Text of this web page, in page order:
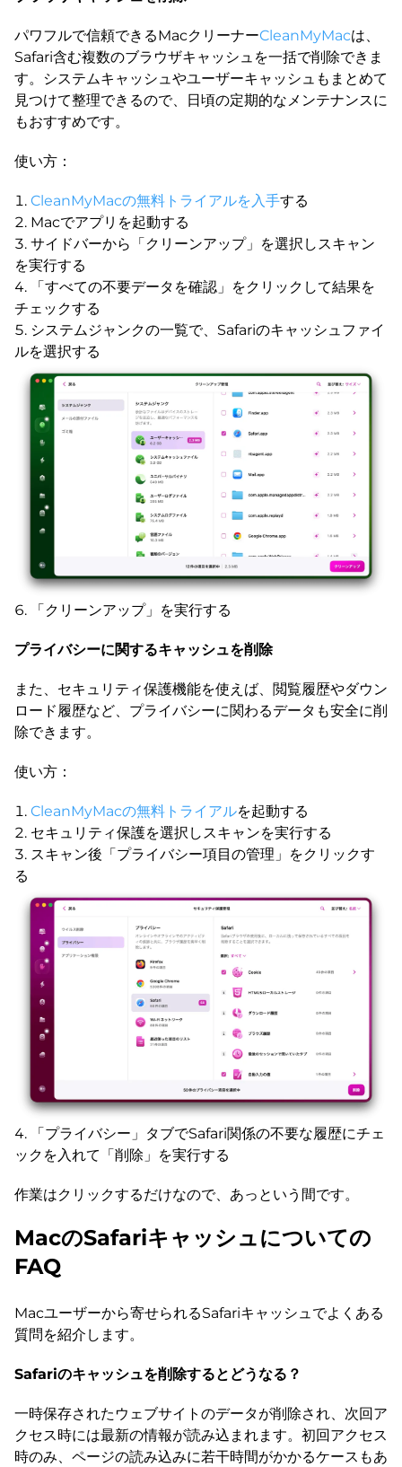
パワフルで信頼できるMacクリーナーCleanMyMacは、
Safari含む複数のブラウザキャッシュを一括で削除できま
す。システムキャッシュやユーザーキャッシュもまとめて
見つけて整理できるので、日頃の定期的なメンテナンスに
もおすすめです。
使い方：
CleanMyMacの無料トライアルを入手する
Macでアプリを起動する
サイドバーから「クリーンアップ」を選択しスキャン
を実行する
「すべての不要データを確認」をクリックして結果を
チェックする
システムジャンクの一覧で、Safariのキャッシュファイ
ルを選択する
「クリーンアップ」を実行する
プライバシーに関するキャッシュを削除
また、セキュリティ保護機能を使えば、閲覧履歴やダウン
ロード履歴など、プライバシーに関わるデータも安全に削
除できます。
使い方：
CleanMyMacの無料トライアルを起動する
セキュリティ保護を選択しスキャンを実行する
スキャン後「プライバシー項目の管理」をクリックす
る
「プライバシー」タブでSafari関係の不要な履歴にチェ
ックを入れて「削除」を実行する
作業はクリックするだけなので、あっという間です。
MacのSafariキャッシュについての
FAQ
Macユーザーから寄せられるSafariキャッシュでよくある
質問を紹介します。
Safariのキャッシュを削除するとどうなる？
一時保存されたウェブサイトのデータが削除され、次回ア
クセス時には最新の情報が読み込まれます。初回アクセス
時のみ、ページの読み込みに若干時間がかかるケースもあ